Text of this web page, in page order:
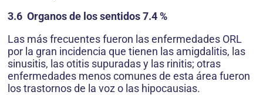
3.6 Organos de los sentidos 7.4 %
Las más frecuentes fueron las enfermedades ORL
por la gran incidencia que tienen las amigdalitis, las
sinusitis, las otitis supuradas y las rinitis; otras
enfermedades menos comunes de esta área fueron
los trastornos de la voz o las hipocausias.